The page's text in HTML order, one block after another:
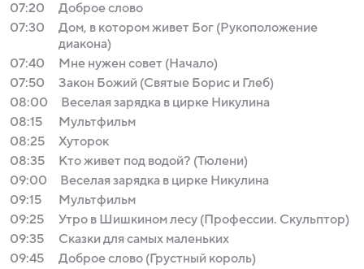
07:20
Доброе слово
07:30
Дом, в котором живет Бог (Рукоположение
диакона)
07:40
Мне нужен совет (Начало)
07:50
Закон Божий (Святые Борис и Глеб)
08:00
Веселая зарядка в цирке Никулина
08:15
Мультфильм
08:25
Хуторок
08:35
Кто живет под водой? (Тюлени)
09:00
Веселая зарядка в цирке Никулина
09:15
Мультфильм
09:25
Утро в Шишкином лесу (Профессии. Скульптор)
09:35
Сказки для самых маленьких
09:45
Доброе слово (Грустный король)